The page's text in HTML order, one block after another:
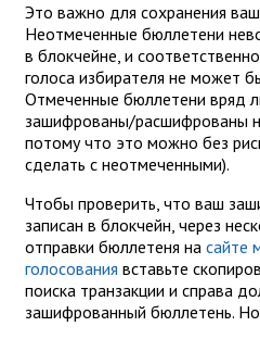
Это важно для сохранения
Неотмеченные бюллетени
в блокчейне, и
голоса избирателя не может
Отмеченные бюллетени вряд
зашифрованы/расшифрованы
потому что это можно без
сделать с неотмеченными).
Чтобы проверить, что ваш
записан в блокчейн, через
отправки бюллетеня на сайте
голосования вставьте
поиска транзакции и справа
зашифрованный бюллетень.